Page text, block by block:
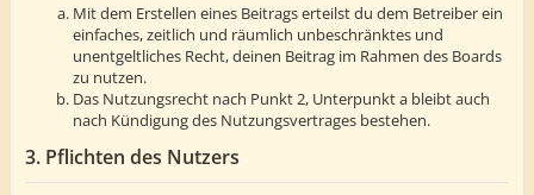
Mit dem Erstellen eines Beitrags erteilst du dem Betreiber ein
einfaches, zeitlich und räumlich unbeschränktes und
unentgeltliches Recht, deinen Beitrag im Rahmen des Boards
zu nutzen.
Das Nutzungsrecht nach Punkt 2, Unterpunkt a bleibt auch
nach Kündigung des Nutzungsvertrages bestehen.
3. Pflichten des Nutzers